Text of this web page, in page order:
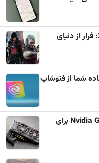
بهترین بازی‌های فانتزی در سال 2026: فرار از دنیای
شما از فتوشاپ
چرا کارت گرافیک Nvidia GeForce GTX 1060 برای